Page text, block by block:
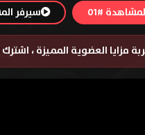
#01 سيرفر
مزايا العضوية المميزة ،